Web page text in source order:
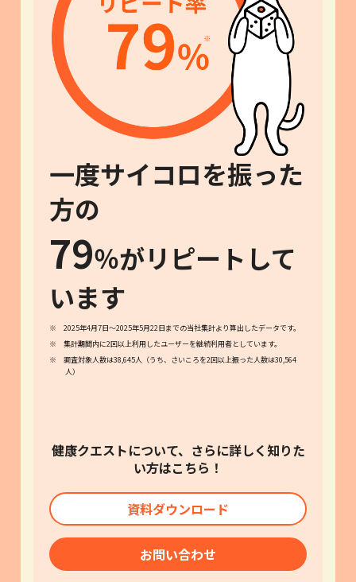
一度サイコロを振った
方の
79％がリピートして
います
※ 2025年4月7日～2025年5月22日までの当社集計より算出したデータです。
※ 集計期間内に2回以上利用したユーザーを継続利用者としています。
※ 調査対象人数は38,645人（うち、さいころを2回以上振った人数は30,564
人）
健康クエストについて、さらに詳しく知りた
い方はこちら！
資料ダウンロード
お問い合わせ